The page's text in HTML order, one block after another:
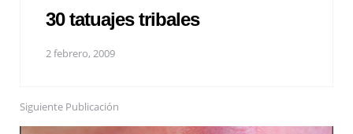
30 tatuajes tribales
2 febrero, 2009
Siguiente Publicación